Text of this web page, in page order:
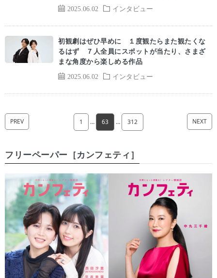
2025.06.02 インタビュー
2025.06.02 インタビュー
初観劇はぜひ早めに １度観たらまた観たくな
るはず ７人全員にスポットが当たり、さまざ
まな角度から楽しめる作品
PREV 1 … 63 … 312 NEXT
フリーペーパー［カンフェティ］